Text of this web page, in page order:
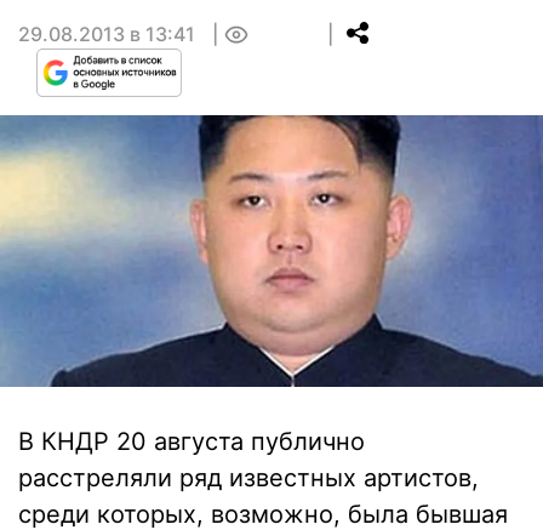
29.08.2013 в 13:41
В КНДР 20 августа публично
расстреляли ряд известных артистов,
среди которых, возможно, была бывшая